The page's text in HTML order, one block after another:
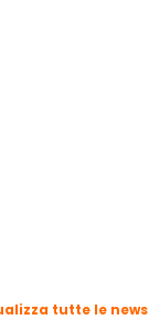
tutte le news